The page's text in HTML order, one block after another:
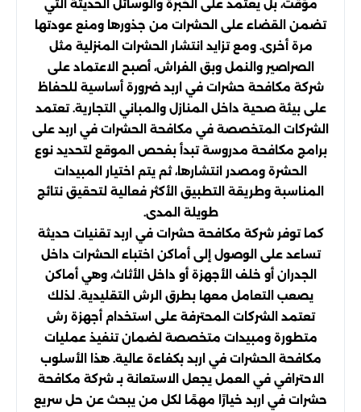
مؤقت، بل يعتمد على الخبرة والوسائل الحديثة التي
تضمن القضاء على الحشرات من جذورها ومنع عودتها
مرة أخرى. ومع تزايد انتشار الحشرات المنزلية مثل
الصراصير والنمل وبق الفراش، أصبح الاعتماد على
شركة مكافحة حشرات في اربد ضرورة أساسية للحفاظ
على بيئة صحية داخل المنازل والمباني التجارية. تعتمد
الشركات المتخصصة في مكافحة الحشرات في اربد على
برامج مكافحة مدروسة تبدأ بفحص الموقع لتحديد نوع
الحشرة ومصدر انتشارها، ثم يتم اختيار المبيدات
المناسبة وطريقة التطبيق الأكثر فعالية لتحقيق نتائج
طويلة المدى.
كما توفر شركة مكافحة حشرات في اربد تقنيات حديثة
تساعد على الوصول إلى أماكن اختباء الحشرات داخل
الجدران أو خلف الأجهزة أو داخل الأثاث، وهي أماكن
يصعب التعامل معها بطرق الرش التقليدية. لذلك
تعتمد الشركات المحترفة على استخدام أجهزة رش
متطورة ومبيدات متخصصة لضمان تنفيذ عمليات
مكافحة الحشرات في اربد بكفاءة عالية. هذا الأسلوب
الاحترافي في العمل يجعل الاستعانة بـ شركة مكافحة
حشرات في اربد خيارًا مهمًا لكل من يبحث عن حل سريع